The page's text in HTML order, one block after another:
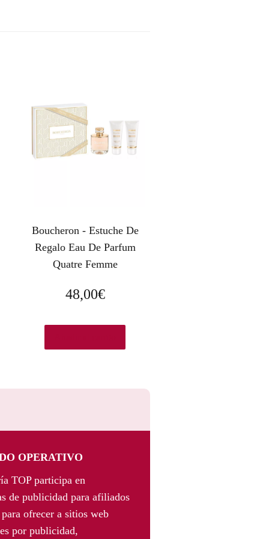
Boucheron - Estuche De
Regalo Eau De Parfum
Quatre Femme
48,00€
OPERATIVO
TOP participa en
de publicidad para afiliados
ofrecer a sitios web
por publicidad,